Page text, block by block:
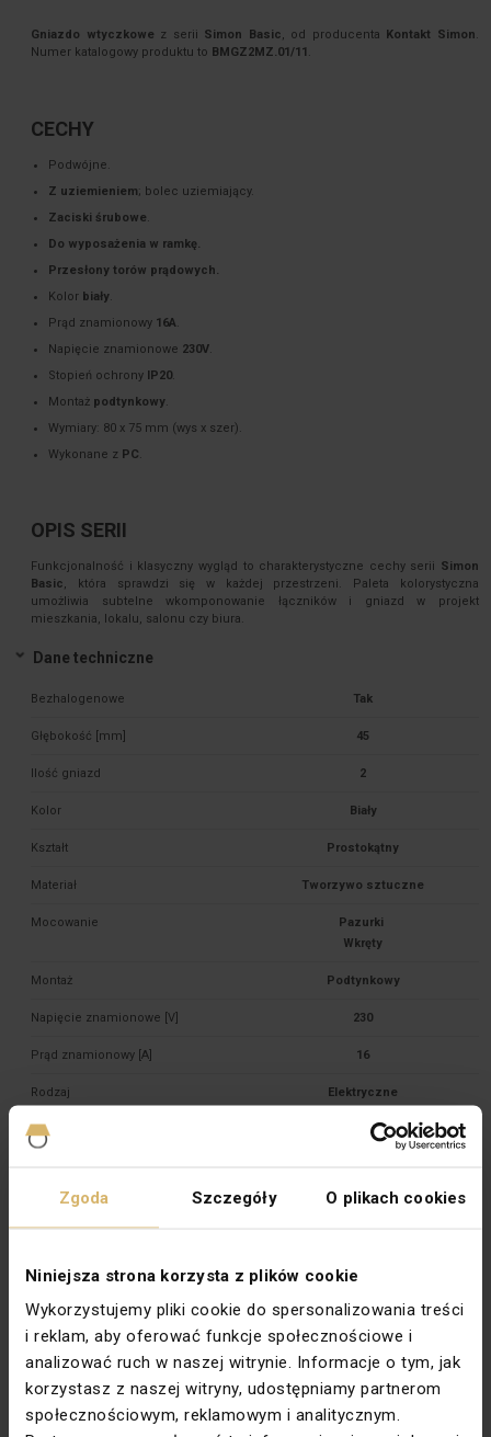
Zgoda Szczegóły O plikach cookies
Niniejsza strona korzysta z plików cookie
Wykorzystujemy pliki cookie do spersonalizowania treści
i reklam, aby oferować funkcje społecznościowe i
analizować ruch w naszej witrynie. Informacje o tym, jak
korzystasz z naszej witryny, udostępniamy partnerom
społecznościowym, reklamowym i analitycznym.
Gniazdo wtyczkowe z serii Simon Basic, od producenta Kontakt Simon.
Numer katalogowy produktu to BMGZ2MZ.01/11 .
CECHY
Podwójne.
Z uziemieniem; bolec uziemiający.
Zaciski śrubowe.
Do wyposażenia w ramkę.
Przesłony torów prądowych.
Kolor biały.
Prąd znamionowy 16A.
Napięcie znamionowe 230V.
Stopień ochrony IP20.
Montaż podtynkowy.
Wymiary: 80 x 75 mm (wys x szer).
Wykonane z PC.
OPIS SERII
Funkcjonalność i klasyczny wygląd to charakterystyczne cechy serii Simon
Basic, która sprawdzi się w każdej przestrzeni. Paleta kolorystyczna
umożliwia subtelne wkomponowanie łączników i gniazd w projekt
mieszkania, lokalu, salonu czy biura.
Dane techniczne
Bezhalogenowe Tak
Głębokość [mm] 45
Ilość gniazd 2
Kolor Biały
Kształt Prostokątny
Materiał Tworzywo sztuczne
Mocowanie
Pazurki
Montaż Podtynkowy
Napięcie znamionowe [V] 230
Prąd znamionowy [A] 16
Rodzaj Elektryczne
Rodzina SIMON BASIC
Szerokość [mm] 75
Uziemienie Bolec
Wysokość [mm] 80
Zabezpieczenie powierzchni Naturalne
Wykończenie powierzchni Błyszczące
Podświetlenie